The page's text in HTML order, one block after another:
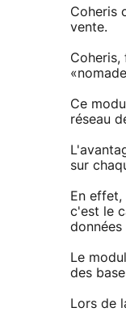
Coheris
vente.
Coheris,
Ce
réseau
sur
En
c'est le
données
Le
des
Lors de